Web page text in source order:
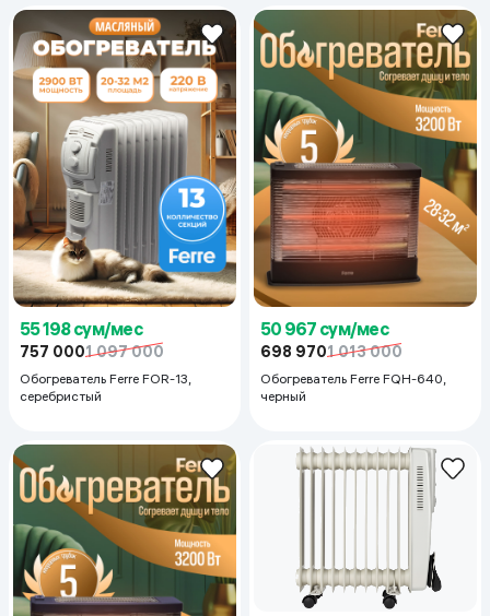
55 198 сум/мес
757 0001 097 000
Обогреватель Ferre FOR-13,
серебристый
50 967 сум/мес
698 9701 013 000
Обогреватель Ferre FQH-640,
черный